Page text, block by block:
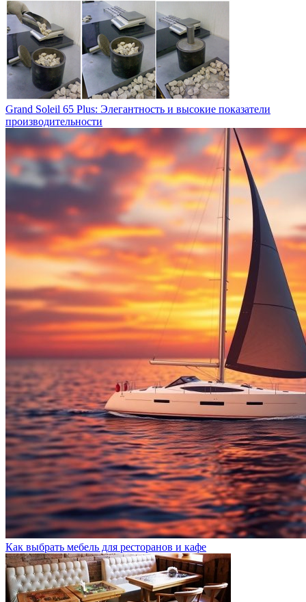
Grand Soleil 65 Plus: Элегантность и высокие показатели
производительности
Как выбрать мебель для ресторанов и кафе